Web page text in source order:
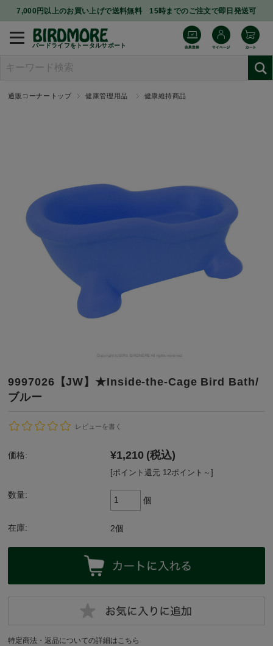
7,000円以上のお買い上げで送料無料 15時までのご注文で即日発送可
バードライフをトータルサポート
通販コーナートップ 健康管理用品 健康維持商品
9997026【JW】★Inside-the-Cage Bird Bath/
ブルー
レビューを書く
価格: ¥1,210 (税込)
[ポイント還元 12ポイント～]
数量:
個
在庫: 2個
特定商法・返品についての詳細はこちら